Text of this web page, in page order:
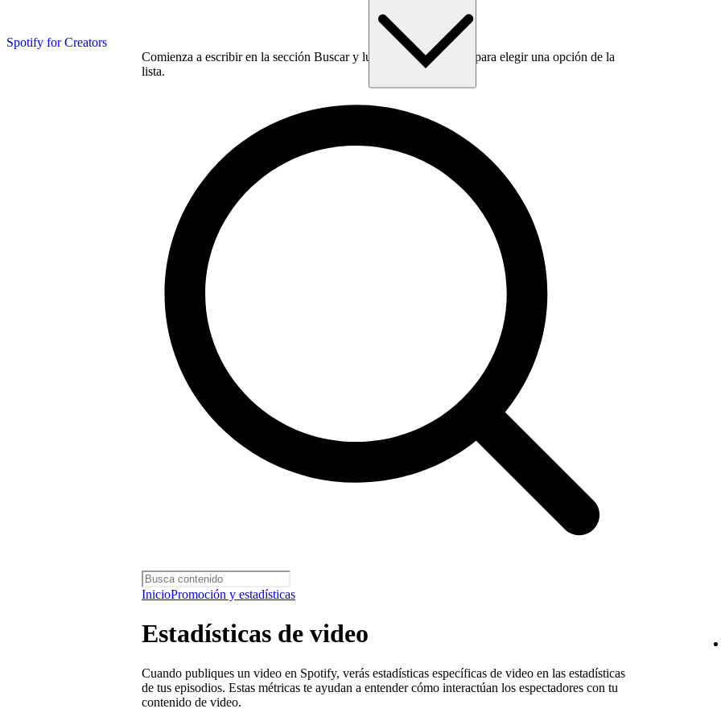
Spotify for Creators
Comienza a escribir en la sección Buscar y luego usa la tecla Tab para elegir una opción de la
lista.
InicioPromoción y estadísticas
Estadísticas de video
Cuando publiques un video en Spotify, verás estadísticas específicas de video en las estadísticas
de tus episodios. Estas métricas te ayudan a entender cómo interactúan los espectadores con tu
contenido de video.